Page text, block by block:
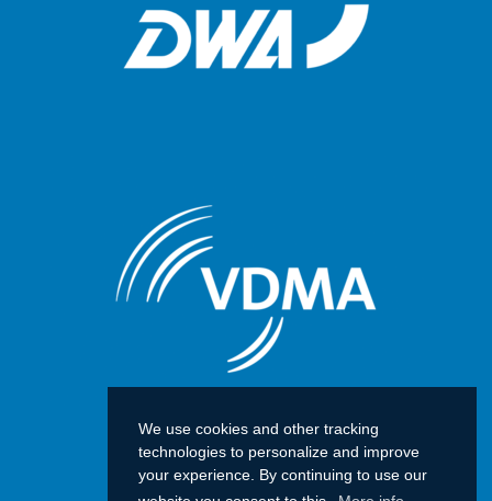
We use cookies and other tracking
technologies to personalize and improve
your experience. By continuing to use our